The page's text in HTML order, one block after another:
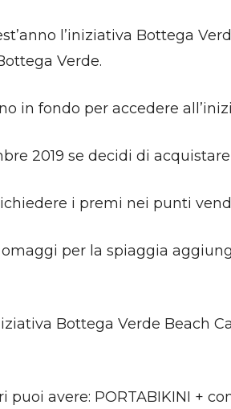
l’iniziativa Bottega
Verde.
in fondo per accedere
2019 se decidi di
i premi nei punti
per la spiaggia
Bottega Verde Beach
puoi avere: PORTABIKINI +